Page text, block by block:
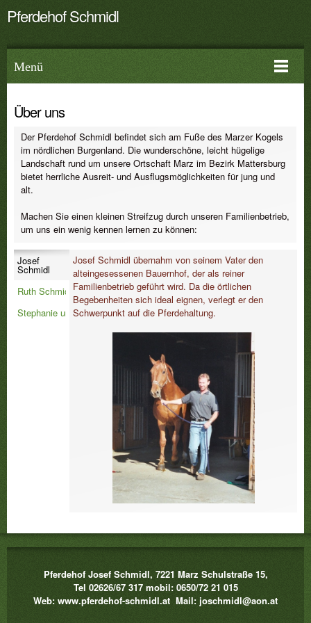
Pferdehof Schmidl
Menü
Über uns
Der Pferdehof Schmidl befindet sich am Fuße des Marzer Kogels
im nördlichen Burgenland. Die wunderschöne, leicht hügelige
Landschaft rund um unsere Ortschaft Marz im Bezirk Mattersburg
bietet herrliche Ausreit- und Ausflugsmöglichkeiten für jung und
alt.
Machen Sie einen kleinen Streifzug durch unseren Familienbetrieb,
um uns ein wenig kennen lernen zu können:
Josef
Schmidl
Ruth Schmidl
Stephanie und Barbara
Josef Schmidl übernahm von seinem Vater den
alteingesessenen Bauernhof, der als reiner
Familienbetrieb geführt wird. Da die örtlichen
Begebenheiten sich ideal eignen, verlegt er den
Schwerpunkt auf die Pferdehaltung.
Pferdehof Josef Schmidl, 7221 Marz Schulstraße 15,
Tel 02626/67 317 mobil: 0650/72 21 015
Web: www.pferdehof-schmidl.at Mail: joschmidl@aon.at